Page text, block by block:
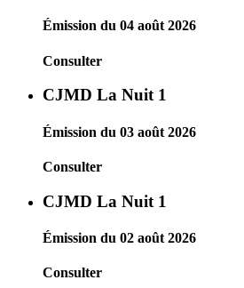
Émission du 04 août 2026
Consulter
CJMD La Nuit 1
Émission du 03 août 2026
Consulter
CJMD La Nuit 1
Émission du 02 août 2026
Consulter